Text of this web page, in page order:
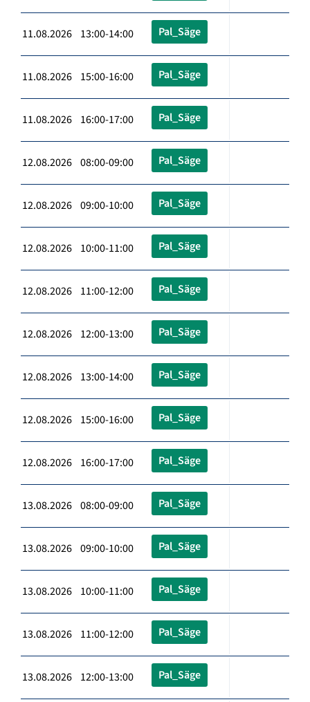
11.08.2026 13:00-14:00 Pal_Säge
11.08.2026 15:00-16:00 Pal_Säge
11.08.2026 16:00-17:00 Pal_Säge
12.08.2026 08:00-09:00 Pal_Säge
12.08.2026 09:00-10:00 Pal_Säge
12.08.2026 10:00-11:00 Pal_Säge
12.08.2026 11:00-12:00 Pal_Säge
12.08.2026 12:00-13:00 Pal_Säge
12.08.2026 13:00-14:00 Pal_Säge
12.08.2026 15:00-16:00 Pal_Säge
12.08.2026 16:00-17:00 Pal_Säge
13.08.2026 08:00-09:00 Pal_Säge
13.08.2026 09:00-10:00 Pal_Säge
13.08.2026 10:00-11:00 Pal_Säge
13.08.2026 11:00-12:00 Pal_Säge
13.08.2026 12:00-13:00 Pal_Säge